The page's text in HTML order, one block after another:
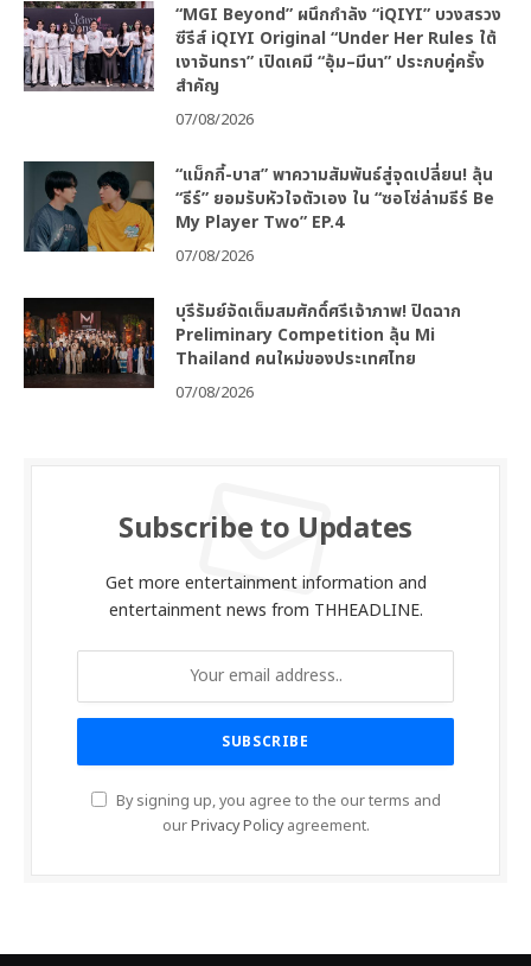
“MGI Beyond” ผนึกกำลัง “iQIYI” บวงสรวง
ซีรีส์ iQIYI Original “Under Her Rules ใต้
เงาจันทรา” เปิดเคมี “อุ้ม–มีนา” ประกบคู่ครั้ง
สำคัญ
07/08/2026
“แม็กกี้-บาส” พาความสัมพันธ์สู่จุดเปลี่ยน! ลุ้น
“ธีร์” ยอมรับหัวใจตัวเอง ใน “ซอโซ่ล่ามธีร์ Be
My Player Two” EP.4
07/08/2026
บุรีรัมย์จัดเต็มสมศักดิ์ศรีเจ้าภาพ! ปิดฉาก
Preliminary Competition ลุ้น Mi
Thailand คนใหม่ของประเทศไทย
07/08/2026
Subscribe to Updates
Get more entertainment information and
entertainment news from THHEADLINE.
By signing up, you agree to the our terms and
ourPrivacy Policyagreement.